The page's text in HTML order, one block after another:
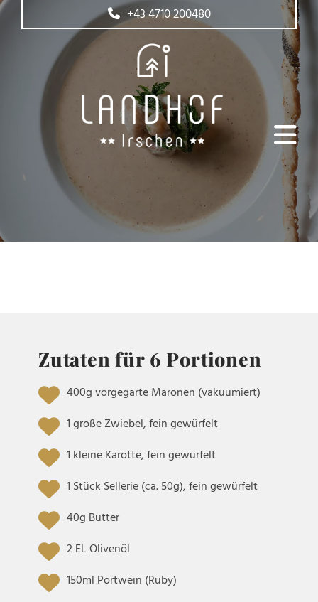
+43 4710 200480
Zutaten für 6 Portionen
400g vorgegarte Maronen (vakuumiert)
1 große Zwiebel, fein gewürfelt
1 kleine Karotte, fein gewürfelt
1 Stück Sellerie (ca. 50g), fein gewürfelt
40g Butter
2 EL Olivenöl
150ml Portwein (Ruby)